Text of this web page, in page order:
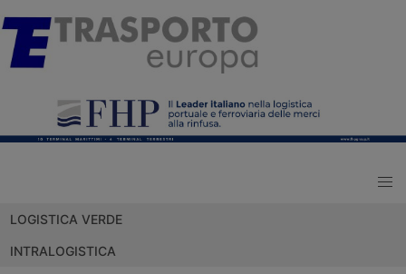
LOGISTICA VERDE
INTRALOGISTICA